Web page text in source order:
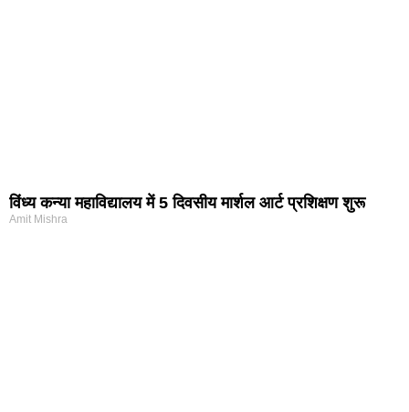
विंध्य कन्या महाविद्यालय में 5 दिवसीय मार्शल आर्ट प्रशिक्षण शुरू
Amit Mishra